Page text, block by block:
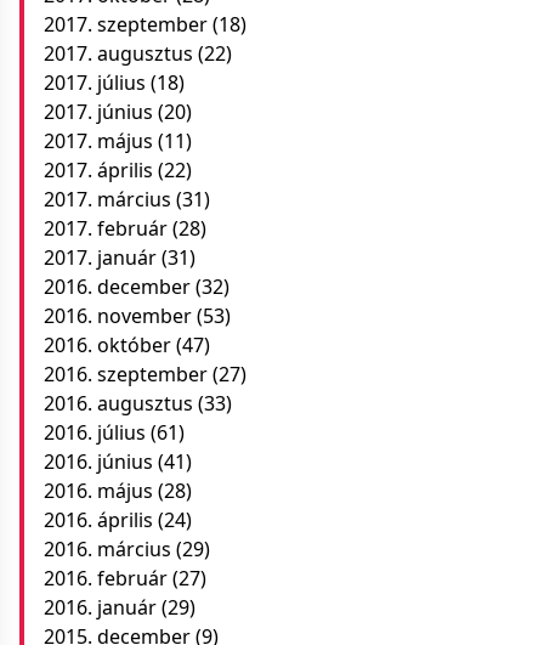
2017. szeptember(18)
2017. augusztus (22)
2017. július (18)
2017. június (20)
2017. május (11)
2017. április (22)
2017. március (31)
2017. február(28)
2017. január(31)
2016. december(32)
2016. november(53)
2016. október(47)
2016. szeptember(27)
2016. augusztus (33)
2016. július (61)
2016. június (41)
2016. május (28)
2016. április (24)
2016. március (29)
2016. február(27)
2016. január(29)
2015. december(9)